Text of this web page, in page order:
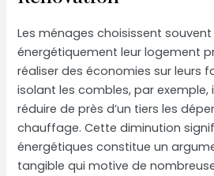
Les ménages choisissent
énergétiquement leur logement
réaliser des économies sur leurs
isolant les combles, par exemple,
réduire de près d’un tiers les
chauffage. Cette diminution
énergétiques constitue un
tangible qui motive de